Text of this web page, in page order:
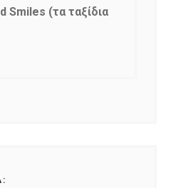
Smiles (τα ταξίδια